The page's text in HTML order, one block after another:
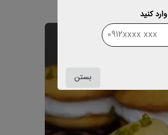
کنید
بستن